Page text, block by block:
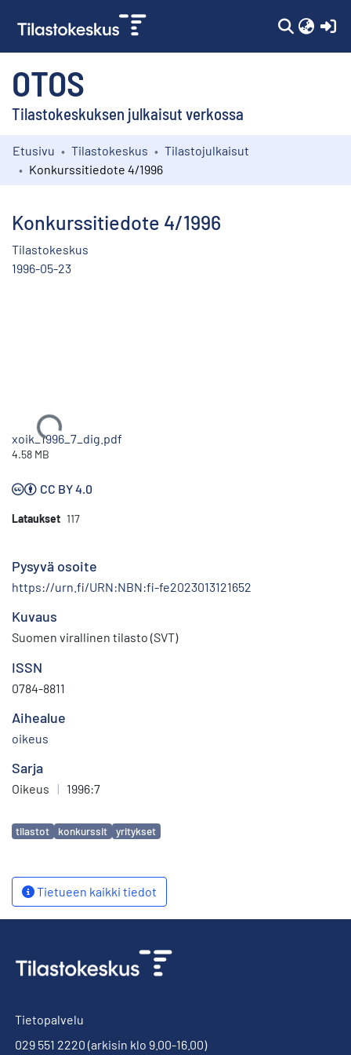
OTOS
Tilastokeskuksen julkaisut verkossa
Kokoelmat
Etusivu Tilastokeskus
Tilastojulkaisut
Konkurssitiedote 4/1996
Konkurssitiedote 4/1996
Tilastokeskus
1996-05-23
Ladataan...
xoik_1996_7_dig.pdf
4.58 MB
CC BY 4.0
Lataukset 117
Pysyvä osoite
https://urn.fi/URN:NBN:fi-fe2023013121652
Kuvaus
Suomen virallinen tilasto (SVT)
ISSN
0784-8811
Aihealue
oikeus
Sarja
Oikeus | 1996:7
Avainsanat
tilastot konkurssit yritykset
Tietueen kaikki tiedot
Tietopalvelu
029 551 2220 (arkisin klo 9.00-16.00)